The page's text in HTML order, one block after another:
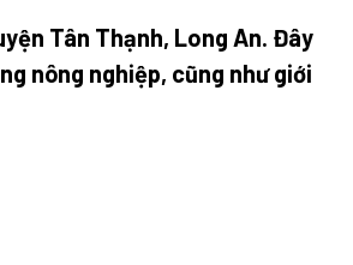
Tân Thạnh, Long An. Đây
nông nghiệp, cũng như giới